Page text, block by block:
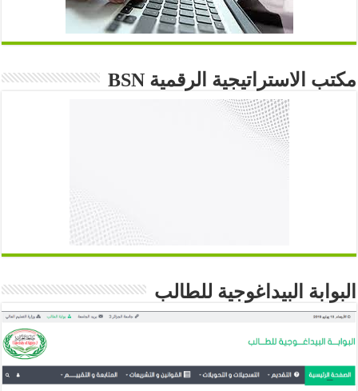
مكتب الاستراتيجية الرقمية BSN
البوابة البيداغوجية للطالب